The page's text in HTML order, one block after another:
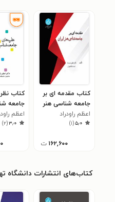
کتاب مقدمه ای بر
جامعه شناسی هنر
ایران
اعظم راودراد
۵٫۰(۱)
۱۶۲,۶۰۰ ت
کتاب
جامعه
و ادبیات
اعظم
۳٫۰(۲)
کتاب‌های انتشارات دانشگاه